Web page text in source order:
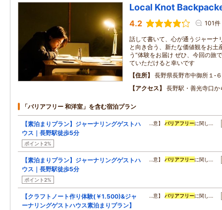
Local Knot
4.2 101件
話して書いて、心が通うジャーナ
と向き合う、新たな価値観をお土
う“体験をお届け ぜひ、今回の旅
ていただけると幸いです
住所
長野県長野市中御所１‐
アクセス
長野駅・善光寺口か
「バリアフリー 和洋室」を含む宿泊プラン
【素泊まりプラン】ジャーナリングゲストハ
ウス｜長野駅徒歩5分
ポイント2%
…意】バリアフリーに関し…
【素泊まりプラン】ジャーナリングゲストハ
ウス｜長野駅徒歩5分
ポイント2%
…意】バリアフリーに関し…
【クラフトノート作り体験(￥1.500)&ジャ
ーナリングゲストハウス素泊まりプラン】
…意】バリアフリーに関し…